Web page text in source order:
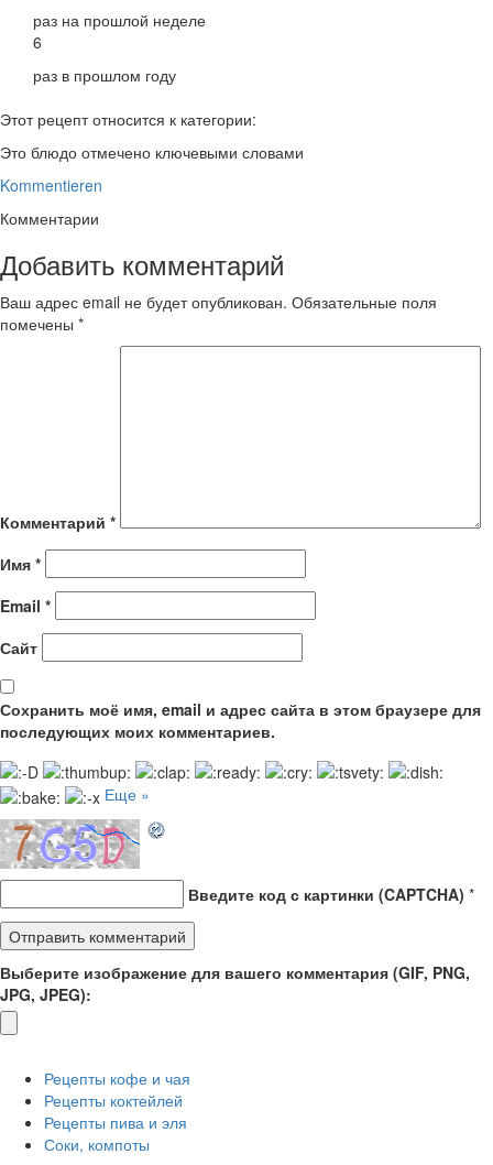
раз на прошлой неделе
6
раз в прошлом году
Этот рецепт относится к категории:
Это блюдо отмечено ключевыми словами
Kommentieren
Комментарии
Добавить комментарий
Ваш адрес email не будет опубликован. Обязательные поля
помечены *
Комментарий *
Имя *
Email *
Сайт
Сохранить моё имя, email и адрес сайта в этом браузере для
последующих моих комментариев.
Еще »
Введите код с картинки (CAPTCHA) *
Выберите изображение для вашего комментария (GIF, PNG,
JPG, JPEG):
Рецепты кофе и чая
Рецепты коктейлей
Рецепты пива и эля
Соки, компоты